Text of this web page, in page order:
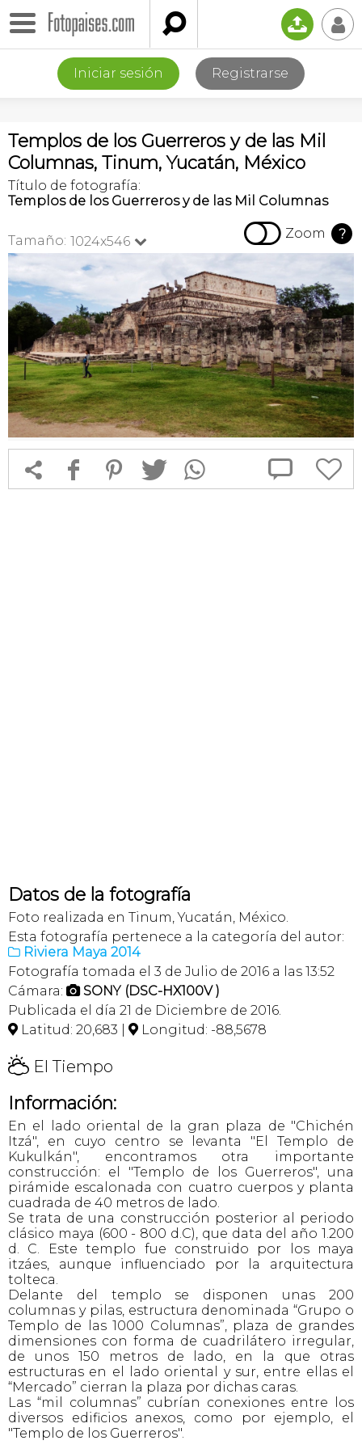
 📤 👤
Iniciar sesión Registrarse
Templos de los Guerreros y de las Mil
Columnas, Tinum, Yucatán, México
Título de fotografía:
Templos de los Guerreros y de las Mil Columnas
Tamaño: 1024x546   Zoom ?
 f 1 T  
Datos de la fotografía
Foto realizada en Tinum, Yucatán, México.
Esta fotografía pertenece a la categoría del autor:
 Riviera Maya 2014
Fotografía tomada el 3 de Julio de 2016 a las 13:52
Cámara:  SONY (DSC-HX100V )
Publicada el día 21 de Diciembre de 2016.
 Latitud: 20,683 |  Longitud: -88,5678
H El Tiempo
Información:
En el lado oriental de la gran plaza de "Chichén
Itzá", en cuyo centro se levanta "El Templo de
Kukulkán", encontramos otra importante
construcción: el "Templo de los Guerreros", una
pirámide escalonada con cuatro cuerpos y planta
cuadrada de 40 metros de lado.
Se trata de una construcción posterior al periodo
clásico maya (600 - 800 d.C), que data del año 1.200
d. C. Este templo fue construido por los maya
itzáes, aunque influenciado por la arquitectura
tolteca.
Delante del templo se disponen unas 200
columnas y pilas, estructura denominada “Grupo o
Templo de las 1000 Columnas”, plaza de grandes
dimensiones con forma de cuadrilátero irregular,
de unos 150 metros de lado, en la que otras
estructuras en el lado oriental y sur, entre ellas el
“Mercado” cierran la plaza por dichas caras.
Las “mil columnas” cubrían conexiones entre los
diversos edificios anexos, como por ejemplo, el
"Templo de los Guerreros".